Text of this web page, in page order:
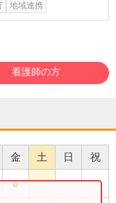
地域連携
看護師の方
金 土 日 祝
●